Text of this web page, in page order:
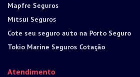
Mapfre Seguros
Mitsui Seguros
Cote seu seguro auto na Porto Seguro
Tokio Marine Seguros Cotação
Atendimento